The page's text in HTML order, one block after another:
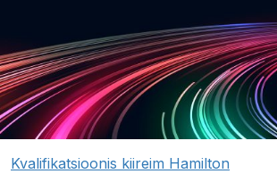
Kvalifikatsioonis kiireim Hamilton